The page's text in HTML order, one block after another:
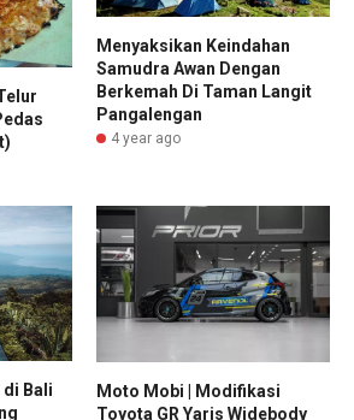
Menyaksikan Keindahan
Samudra Awan Dengan
Berkemah Di Taman Langit
Pangalengan
4 year ago
di Bali
Moto Mobi | Modifikasi
Toyota GR Yaris Widebody